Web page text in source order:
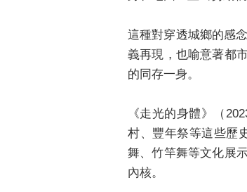
義再現，也喻意著都
的同存一身。
村、豐年祭等這些
舞、竹竿舞等文化展
內核。